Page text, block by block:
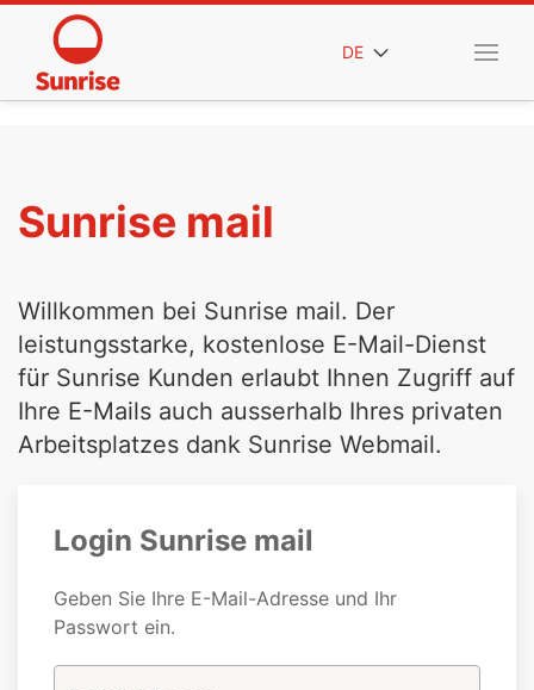
DE
Sunrise mail
Willkommen bei Sunrise mail. Der
leistungsstarke, kostenlose E-Mail-Dienst
für Sunrise Kunden erlaubt Ihnen Zugriff auf
Ihre E-Mails auch ausserhalb Ihres privaten
Arbeitsplatzes dank Sunrise Webmail.
Login Sunrise mail
Geben Sie Ihre E-Mail-Adresse und Ihr
Passwort ein.